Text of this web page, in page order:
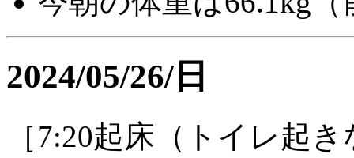
2024/05/26/日
［7:20起床（トイレ起